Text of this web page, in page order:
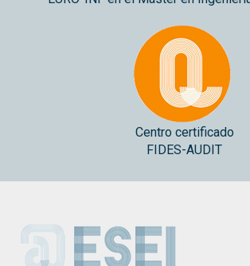
Centro certificado
FIDES-AUDIT
ESEI